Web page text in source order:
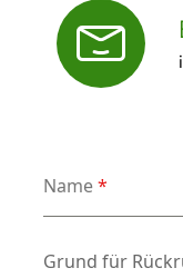
Name*
Grund für Rückruf
Grund für